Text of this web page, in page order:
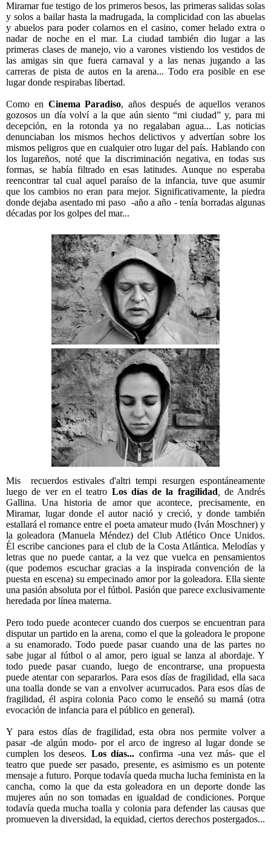
Miramar fue testigo de los primeros besos, las primeras salidas solas
y solos a bailar hasta la madrugada, la complicidad con las abuelas
y abuelos para poder colarnos en el casino, comer helado extra o
nadar de noche en el mar. La ciudad también dio lugar a las
primeras clases de manejo, vio a varones vistiendo los vestidos de
las amigas sin que fuera carnaval y a las nenas jugando a las
carreras de pista de autos en la arena... Todo era posible en ese
lugar donde respirabas libertad.
Como en Cinema Paradiso, años después de aquellos veranos
gozosos un día volví a la que aún siento “mi ciudad” y, para mi
decepción, en la rotonda ya no regalaban agua... Las noticias
denunciaban los mismos hechos delictivos y advertían sobre los
mismos peligros que en cualquier otro lugar del país. Hablando con
los lugareños, noté que la discriminación negativa, en todas sus
formas, se había filtrado en esas latitudes. Aunque no esperaba
reencontrar tal cual aquel paraíso de la infancia, tuve que asumir
que los cambios no eran para mejor. Significativamente, la piedra
donde dejaba asentado mi paso -año a año - tenía borradas algunas
décadas por los golpes del mar...
Mis recuerdos estivales d'altri tempi resurgen espontáneamente
luego de ver en el teatro Los días de la fragilidad, de Andrés
Gallina. Una historia de amor que acontece, precisamente, en
Miramar, lugar donde el autor nació y creció, y donde también
estallará el romance entre el poeta amateur mudo (Iván Moschner) y
la goleadora (Manuela Méndez) del Club Atlético Once Unidos.
Él escribe canciones para el club de la Costa Atlántica. Melodías y
letras que no puede cantar, a la vez que vuelca en pensamientos
(que podemos escuchar gracias a la inspirada convención de la
puesta en escena) su empecinado amor por la goleadora. Ella siente
una pasión absoluta por el fútbol. Pasión que parece exclusivamente
heredada por línea materna.
Pero todo puede acontecer cuando dos cuerpos se encuentran para
disputar un partido en la arena, como el que la goleadora le propone
a su enamorado. Todo puede pasar cuando una de las partes no
sabe jugar al fútbol o al amor, pero igual se lanza al abordaje. Y
todo puede pasar cuando, luego de encontrarse, una propuesta
puede atentar con separarlos. Para esos días de fragilidad, ella saca
una toalla donde se van a envolver acurrucados. Para esos días de
fragilidad, él aspira colonia Paco como le enseñó su mamá (otra
evocación de infancia para el público en general).
Y para estosdías de fragilidad, esta obra nos permite volver a
pasar -de algún modo- por el arco de ingreso al lugar donde se
cumplen los deseos. Los días... confirma -una vez más- que el
teatro que puede ser pasado, presente, es asimismo es un potente
mensaje a futuro. Porque todavía queda mucha lucha feminista en la
cancha, como la que da esta goleadora en un deporte donde las
mujeres aún no son tomadas en igualdad de condiciones. Porque
todavía queda mucha toalla y colonia para defender las causas que
promueven la diversidad, la equidad, ciertos derechos postergados...